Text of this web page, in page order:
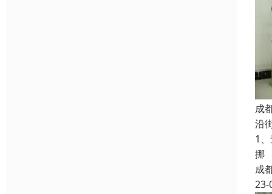
成
沿
1
挪
成
23-